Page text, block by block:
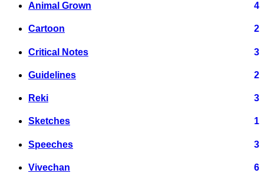
Animal Grown 4
Cartoon 2
Critical Notes 3
Guidelines 2
Reki 3
Sketches 1
Speeches 3
Vivechan 6